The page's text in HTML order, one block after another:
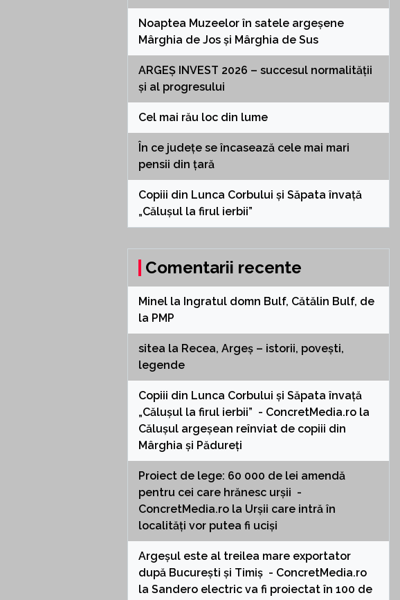
Noaptea Muzeelor în satele argeșene
Mârghia de Jos și Mârghia de Sus
ARGEȘ INVEST 2026 – succesul normalității
și al progresului
Cel mai rău loc din lume
În ce județe se încasează cele mai mari
pensii din țară
Copiii din Lunca Corbului și Săpata învață
„Călușul la firul ierbii”
Comentarii recente
Minella Ingratul domn Bulf, Cătălin Bulf, de
la PMP
sitea la Recea, Argeș – istorii, povești,
legende
Copiii din Lunca Corbului și Săpata învață
„Călușul la firul ierbii” - ConcretMedia.rola
Călușul argeșean reînviat de copiii din
Mârghia și Pădureți
Proiect de lege: 60 000 de lei amendă
pentru cei care hrănesc urșii -
ConcretMedia.rola Urșii care intră în
localități vor putea fi uciși
Argeșul este al treilea mare exportator
după București și Timiș - ConcretMedia.ro
la Sandero electric va fi proiectat în 100 de